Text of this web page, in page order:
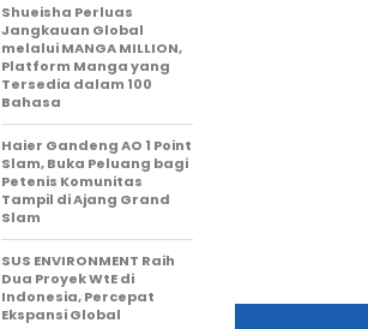
Shueisha Perluas
Jangkauan Global
melalui MANGA MILLION,
Platform Manga yang
Tersedia dalam 100
Bahasa
Haier Gandeng AO 1 Point
Slam, Buka Peluang bagi
Petenis Komunitas
Tampil di Ajang Grand
Slam
SUS ENVIRONMENT Raih
Dua Proyek WtE di
Indonesia, Percepat
Ekspansi Global